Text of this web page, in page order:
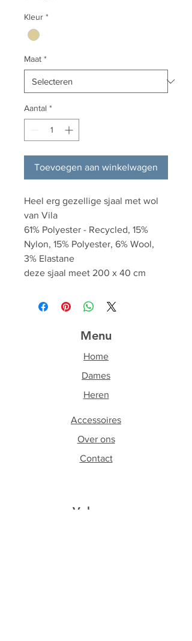
Kleur *
Maat *
Aantal *
Toevoegen aan winkelwagen
Heel erg gezellige sjaal met wol
van Vila
61% Polyester - Recycled, 15%
Nylon, 15% Polyester, 6% Wool,
3% Elastane
deze sjaal meet 200 x 40 cm
Menu
Home
Dames
Heren
Accessoires
Over ons
Contact
Volg ons